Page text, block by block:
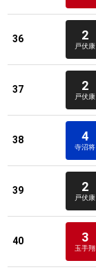
36 2
戸伏康
37 2
戸伏康
38 4
寺沼将
39 2
戸伏康
40 3
玉手翔